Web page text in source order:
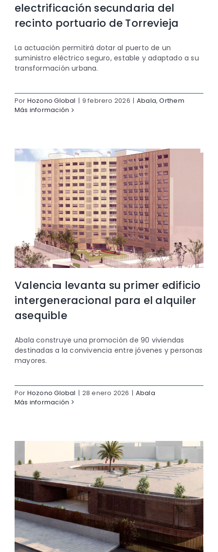
Contacto
electrificación secundaria del
recinto portuario de Torrevieja
La actuación permitirá dotar al puerto de un
suministro eléctrico seguro, estable y adaptado a su
transformación urbana.
Por Hozono Global | 9 febrero 2026 | Abala,Orthem
Más información
Valencia levanta su primer edificio
intergeneracional para el alquiler
asequible
Abala construye una promoción de 90 viviendas
destinadas a la convivencia entre jóvenes y personas
mayores.
Por Hozono Global | 28 enero 2026 | Abala
Más información